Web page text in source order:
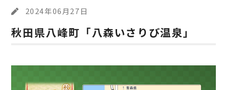
2024年06月27日
秋田県八峰町「八森いさりび温泉」